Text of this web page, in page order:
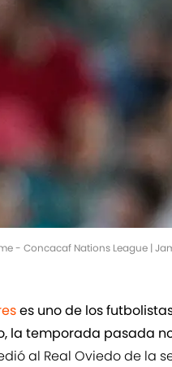
- Concacaf Nations League |
es uno de los
la temporada pasada
al Real Oviedo de la